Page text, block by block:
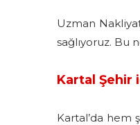
Uzman
sağlıyoruz. Bu
Kartal Şehir
Kartal’da hem